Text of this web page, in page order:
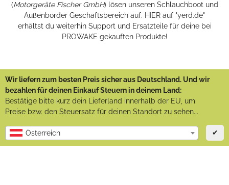
(Motorgeräte Fischer GmbH) lösen unseren Schlauchboot und
Außenborder Geschäftsbereich auf. HIER auf "yerd.de"
erhältst du weiterhin Support und Ersatzteile für deine bei
PROWAKE gekauften Produkte!
Wir liefern zum besten Preis sicher aus Deutschland. Und wir
bezahlen für deinen Einkauf Steuern in deinem Land:
Bestätige bitte kurz dein Lieferland innerhalb der EU, um
Preise bzw. den Steuersatz für deinen Standort zu sehen...
Österreich ✔